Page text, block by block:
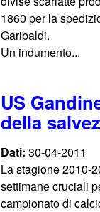
1860 per la
Garibaldi.
Un indumento...
US
della
Dati:30-04-2011
La stagione 2010-
settimane cruciali
campionato di